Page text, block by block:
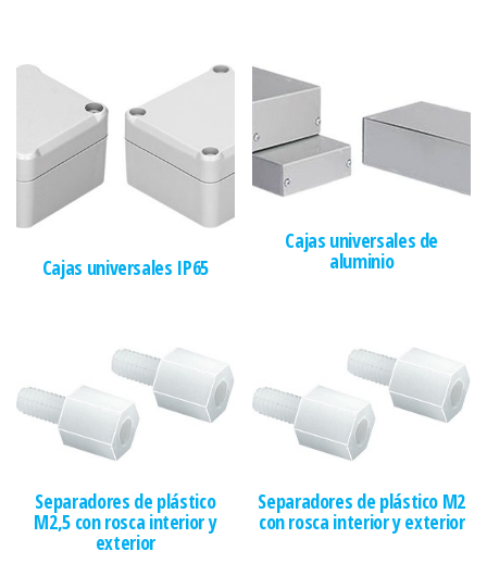
Cajas universales IP65
Cajas universales de
aluminio
Separadores de plástico
M2,5 con rosca interior y
exterior
Separadores de plástico M2
con rosca interior y exterior